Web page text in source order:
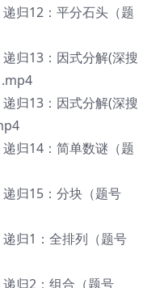
归12：平分石头（题
归13：因式分解(深搜
归13：因式分解(深搜
归14：简单数谜（题
递归15：分块（题号
递归1：全排列（题号
递归2：组合（题号